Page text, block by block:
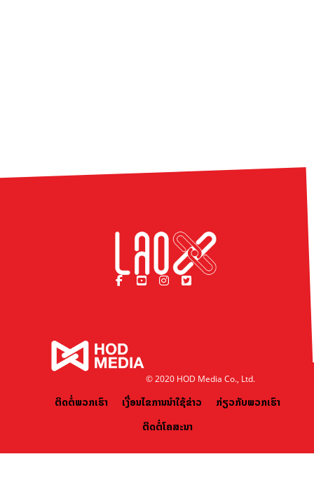
© 2020 HOD Media Co., Ltd.
ຕິດຕໍ່ພວກເຮົາ ເງື່ອນໄຂການນຳໃຊ້ຂ່າວ
ກ່ຽວກັບພວກເຮົາ
ຕິດຕໍ່ໂຄສະນາ